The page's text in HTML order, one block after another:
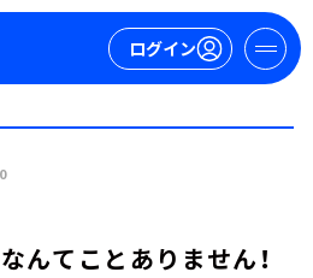
ログイン
んてことありません！